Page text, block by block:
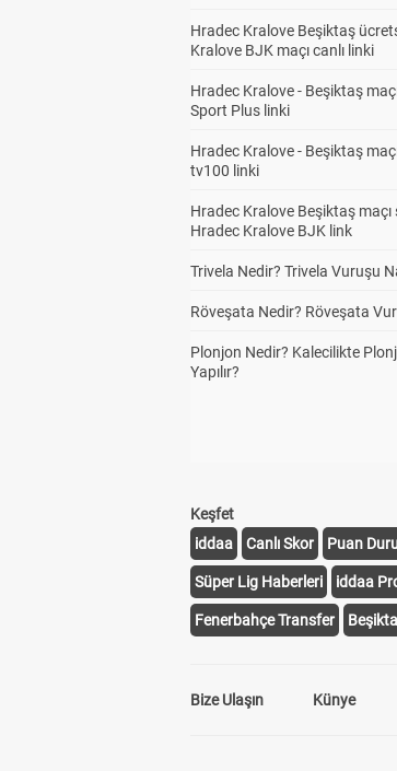
Hradec Kralove Beşiktaş
Kralove BJK maçı canlı linki
Hradec Kralove - Beşiktaş
Sport Plus linki
Hradec Kralove - Beşiktaş
tv100 linki
Hradec Kralove Beşiktaş
Hradec Kralove BJK link
Trivela Nedir? Trivela Vuruşu
Röveşata Nedir? Röveşata
Plonjon Nedir? Kalecilikte
Yapılır?
Keşfet
iddaa
Canlı Skor Puan
Süper Lig Haberleri iddaa
Fenerbahçe Transfer
Bize Ulaşın Künye